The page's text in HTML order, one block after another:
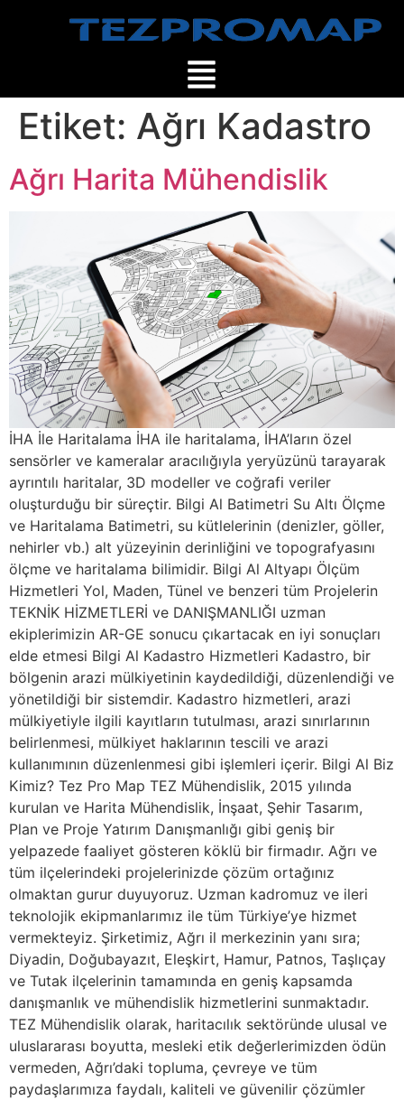
Etiket: Ağrı Kadastro
Ağrı Harita Mühendislik
İHA İle Haritalama İHA ile haritalama, İHA’ların özel
sensörler ve kameralar aracılığıyla yeryüzünü tarayarak
ayrıntılı haritalar, 3D modeller ve coğrafi veriler
oluşturduğu bir süreçtir. Bilgi Al Batimetri Su Altı Ölçme
ve Haritalama Batimetri, su kütlelerinin (denizler, göller,
nehirler vb.) alt yüzeyinin derinliğini ve topografyasını
ölçme ve haritalama bilimidir. Bilgi Al Altyapı Ölçüm
Hizmetleri Yol, Maden, Tünel ve benzeri tüm Projelerin
TEKNİK HİZMETLERİ ve DANIŞMANLIĞI uzman
ekiplerimizin AR-GE sonucu çıkartacak en iyi sonuçları
elde etmesi Bilgi Al Kadastro Hizmetleri Kadastro, bir
bölgenin arazi mülkiyetinin kaydedildiği, düzenlendiği ve
yönetildiği bir sistemdir. Kadastro hizmetleri, arazi
mülkiyetiyle ilgili kayıtların tutulması, arazi sınırlarının
belirlenmesi, mülkiyet haklarının tescili ve arazi
kullanımının düzenlenmesi gibi işlemleri içerir. Bilgi Al Biz
Kimiz? Tez Pro Map TEZ Mühendislik, 2015 yılında
kurulan ve Harita Mühendislik, İnşaat, Şehir Tasarım,
Plan ve Proje Yatırım Danışmanlığı gibi geniş bir
yelpazede faaliyet gösteren köklü bir firmadır. Ağrı ve
tüm ilçelerindeki projelerinizde çözüm ortağınız
olmaktan gurur duyuyoruz. Uzman kadromuz ve ileri
teknolojik ekipmanlarımız ile tüm Türkiye’ye hizmet
vermekteyiz. Şirketimiz, Ağrı il merkezinin yanı sıra;
Diyadin, Doğubayazıt, Eleşkirt, Hamur, Patnos, Taşlıçay
ve Tutak ilçelerinin tamamında en geniş kapsamda
danışmanlık ve mühendislik hizmetlerini sunmaktadır.
TEZ Mühendislik olarak, haritacılık sektöründe ulusal ve
uluslararası boyutta, mesleki etik değerlerimizden ödün
vermeden, Ağrı’daki topluma, çevreye ve tüm
paydaşlarımıza faydalı, kaliteli ve güvenilir çözümler